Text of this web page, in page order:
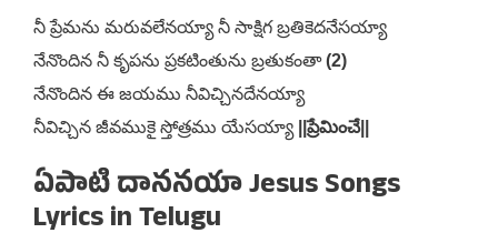
నీ ప్రేమను మరువలేనయ్యా నీ సాక్షిగ బ్రతికెదనేసయ్యా
నేనొందిన నీ కృపను ప్రకటింతును బ్రతుకంతా(2)
నేనొందిన ఈ జయము నీవిచ్చినదేనయ్యా
నీవిచ్చిన జీవముకై స్తోత్రము యేసయ్యా ||ప్రేమించే||
ఏపాటి దాననయా Jesus Songs
Lyrics in Telugu